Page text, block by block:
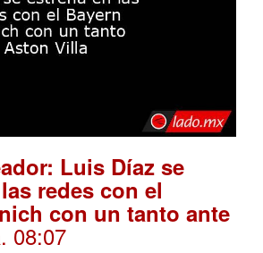
Luis Díaz se
redes con el
con un tanto ante
. 08:07